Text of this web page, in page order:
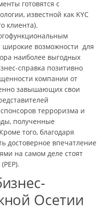
готовятся с
известной как KYC
клиента).
широкие возможности для
наиболее выгодных
справка позитивно
компании от
завышающих свои
терроризма и
полученные
того, благодаря
достоверное впечатление
на самом деле стоят
Осетии